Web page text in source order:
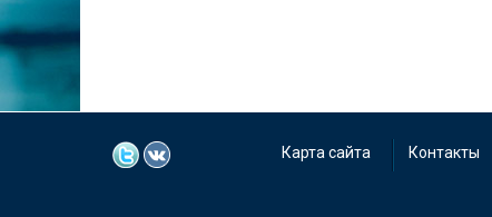
Карта сайта Контакты